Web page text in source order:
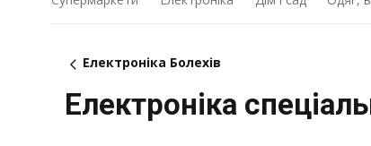
Електроніка Болехів
Електроніка